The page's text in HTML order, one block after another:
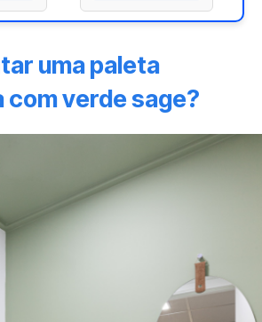
uma paleta
com verde sage?